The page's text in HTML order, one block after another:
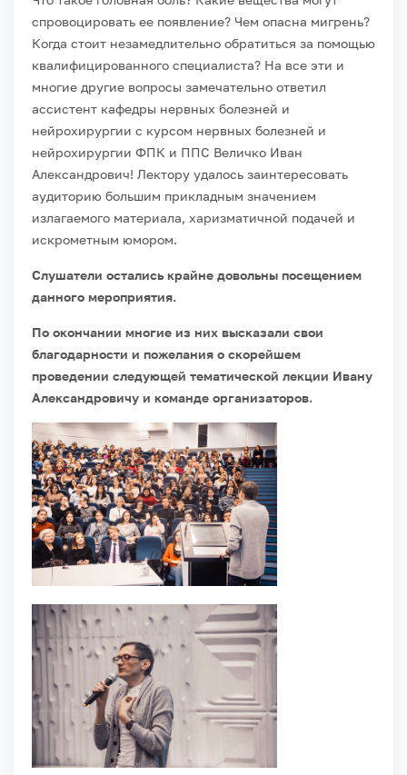
спровоцировать ее появление? Чем опасна мигрень?
Когда стоит незамедлительно обратиться за помощью
квалифицированного специалиста? На все эти и
многие другие вопросы замечательно ответил
ассистент кафедры нервных болезней и
нейрохирургии с курсом нервных болезней и
нейрохирургии ФПК и ППС Величко Иван
Александрович! Лектору удалось заинтересовать
аудиторию большим прикладным значением
излагаемого материала, харизматичной подачей и
искрометным юмором.
Слушатели остались крайне довольны посещением
данного мероприятия.
По окончании многие из них высказали свои
благодарности и пожелания о скорейшем
проведении следующей тематической лекции Ивану
Александровичу и команде организаторов.